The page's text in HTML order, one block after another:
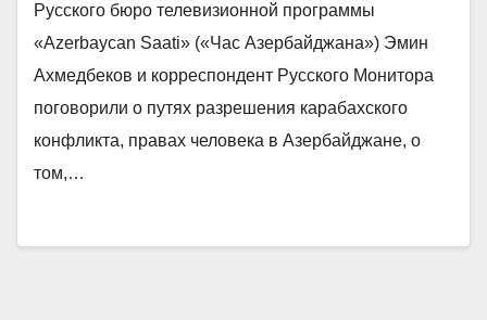
Русского бюро телевизионной программы
«Azerbaycan Saati» («Час Азербайджана») Эмин
Ахмедбеков и корреспондент Русского Монитора
поговорили о путях разрешения карабахского
конфликта, правах человека в Азербайджане, о
том,…